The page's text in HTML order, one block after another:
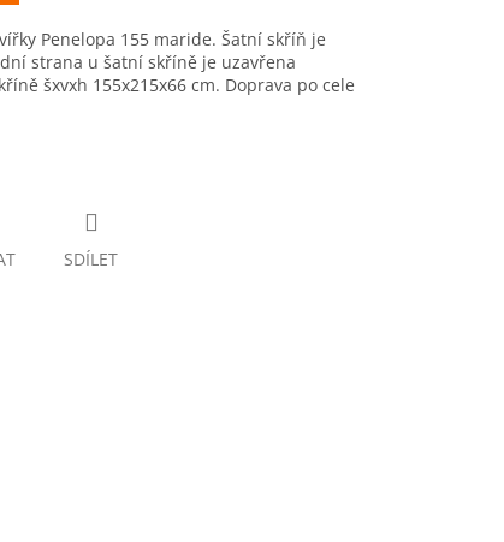
Penelopa 155 maride. Šatní skříň je
strana u šatní skříně je uzavřena
šxvxh 155x215x66 cm. Doprava po cele
SDÍLET